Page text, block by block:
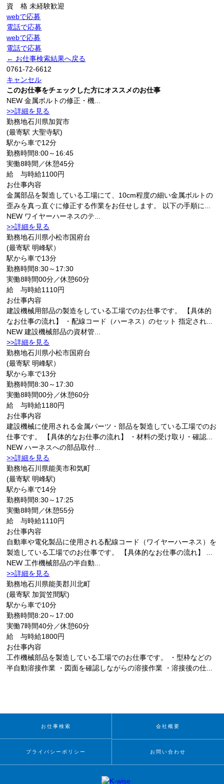
資 格 未経験歓迎
webで応募
電話で応募
webで応募
電話で応募
← お仕事検索結果へ戻る
0761-72-6612
キャンセル
このお仕事をチェックした方にオススメのお仕事
NEW 金属ボルトの修正・機...
>>詳細を見る
勤務地石川県加賀市
(最寄駅 大聖寺駅)
駅から車で12分
勤務時間8:00～16:45
実働8時間／休憩45分
給 与時給1100円
お仕事内容
金属部品を製造している工場にて、10cm程度の細い金属ボルトの
歪みを真っ直ぐに修正する作業をお任せします。 以下の手順に...
NEW ワイヤーハーネスのテ...
>>詳細を見る
勤務地石川県小松市国府台
(最寄駅 明峰駅）
駅から車で13分
勤務時間8:30～17:30
実働8時間00分／休憩60分
給 与時給1110円
お仕事内容
建設機械用部品の製造をしている工場でのお仕事です。 【具体的
なお仕事の流れ】 ・配線コード（ハーネス）のセット 指定され...
NEW 建設機械部品の資材管...
>>詳細を見る
勤務地石川県小松市国府台
(最寄駅 明峰駅）
駅から車で13分
勤務時間8:30～17:30
実働8時間00分／休憩60分
給 与時給1180円
お仕事内容
建設機械に使用される金属パーツ・部品を製造している工場でのお
仕事です。 【具体的なお仕事の流れ】 ・材料の受け取り・確認...
NEW ハーネスへの部品取付...
>>詳細を見る
勤務地石川県能美市和気町
(最寄駅 明峰駅)
駅から車で14分
勤務時間8:30～17:25
実働8時間／休憩55分
給 与時給1110円
お仕事内容
自動車や電化製品に使用される配線コード（ワイヤーハーネス）を
製造している工場でのお仕事です。 【具体的なお仕事の流れ】 ...
NEW 工作機械部品の半自動...
>>詳細を見る
勤務地石川県能美郡川北町
(最寄駅 加賀笠間駅)
駅から車で10分
勤務時間8:20～17:00
実働7時間40分／休憩60分
給 与時給1800円
お仕事内容
工作機械部品を製造している工場でのお仕事です。 ・型枠などの
半自動溶接作業 ・図面を確認しながらの溶接作業 ・溶接後の仕...
お仕事検索 会社概要
プライバシーポリシー お問い合わせ